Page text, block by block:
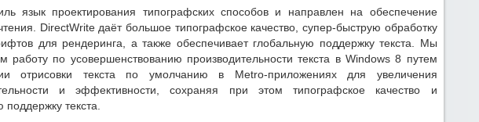
язык проектирования типографских способов и направлен на обеспечение
DirectWrite даёт большое типографское качество, супер-быструю обработку
для рендеринга, а также обеспечивает глобальную поддержку текста. Мы
работу по усовершенствованию производительности текста в Windows 8 путем
отрисовки текста по умолчанию в Metro-приложениях для увеличения
и эффективности, сохраняя при этом типографское качество и
поддержку текста.